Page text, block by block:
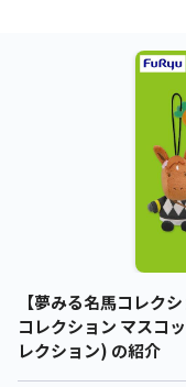
【夢みる名馬コレク
コレクション マスコ
レクション) の紹介